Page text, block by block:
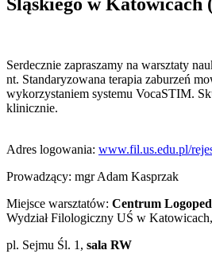
Śląskiego w Katowicach
Serdecznie zapraszamy na warsztaty
nt. Standaryzowana terapia zaburzeń
wykorzystaniem systemu VocaSTIM.
klinicznie.
Adres logowania: www.fil.us.edu.pl/
Prowadzący: mgr Adam Kasprzak
Miejsce warsztatów: Centrum
Wydział Filologiczny UŚ w Katowicach,
pl. Sejmu Śl. 1, sala RW